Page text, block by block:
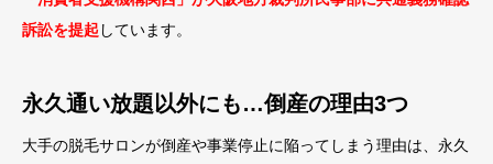
訴訟を提起 しています。
永久通い放題以外にも…倒産の理由3つ
大手の脱毛サロンが倒産や事業停止に陥ってしまう理由は、永久